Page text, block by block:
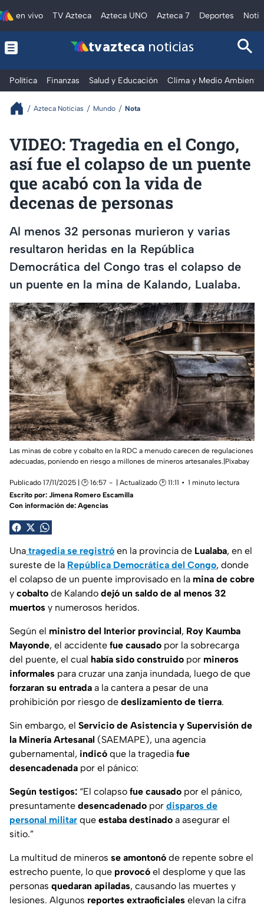
en vivo TV Azteca Azteca UNO Azteca 7 Deportes
tv azteca noticias
Política Finanzas Salud y Educación Clima y Medio Ambiente
Azteca Noticias Mundo Nota
VIDEO: Tragedia en el Congo,
así fue el colapso de un puente
que acabó con la vida de
decenas de personas
Al menos 32 personas murieron y varias
resultaron heridas en la República
Democrática del Congo tras el colapso de
un puente en la mina de Kalando, Lualaba.
Las minas de cobre y cobalto en la RDC a menudo carecen de regulaciones
adecuadas, poniendo en riesgo a millones de mineros artesanales.|Pixabay
Publicado 17/11/2025 | 🕑 16:57 | Actualizado 🕑 11:11
1 minuto lectura
Escrito por: Jimena Romero Escamilla
Con información de: Agencias
Una tragedia se registró en la provincia de Lualaba, en el
sureste de la República Democrática del Congo, donde
el colapso de un puente improvisado en la mina de cobre
y cobalto de Kalando dejó un saldo de al menos 32
muertos y numerosos heridos.
Según el ministro del Interior provincial, Roy Kaumba
Mayonde, el accidente fue causado por la sobrecarga
del puente, el cual había sido construido por mineros
informales para cruzar una zanja inundada, luego de que
forzaran su entrada a la cantera a pesar de una
prohibición por riesgo de deslizamiento de tierra.
Sin embargo, el Servicio de Asistencia y Supervisión de
la Minería Artesanal (SAEMAPE), una agencia
gubernamental, indicó que la tragedia fue
desencadenada por el pánico:
Según testigos: “El colapso fue causado por el pánico,
presuntamente desencadenado por disparos de
personal militar que estaba destinado a asegurar el
sitio.”
La multitud de mineros se amontonó de repente sobre el
estrecho puente, lo que provocó el desplome y que las
personas quedaran apiladas, causando las muertes y
lesiones. Algunos reportes extraoficiales elevan la cifra